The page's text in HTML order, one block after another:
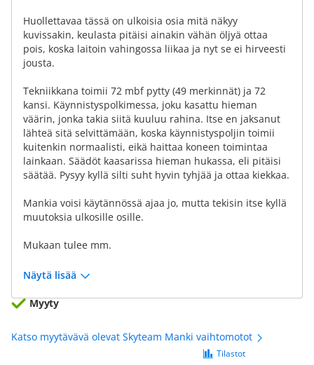
Huollettavaa tässä on ulkoisia osia mitä näkyy
kuvissakin, keulasta pitäisi ainakin vähän öljyä ottaa
pois, koska laitoin vahingossa liikaa ja nyt se ei hirveesti
jousta.
Tekniikkana toimii 72 mbf pytty (49 merkinnät) ja 72
kansi. Käynnistyspolkimessa, joku kasattu hieman
väärin, jonka takia siitä kuuluu rahina. Itse en jaksanut
lähteä sitä selvittämään, koska käynnistyspoljin toimii
kuitenkin normaalisti, eikä haittaa koneen toimintaa
lainkaan. Säädöt kaasarissa hieman hukassa, eli pitäisi
säätää. Pysyy kyllä silti suht hyvin tyhjää ja ottaa kiekkaa.
Mankia voisi käytännössä ajaa jo, mutta tekisin itse kyllä
muutoksia ulkosille osille.
Mukaan tulee mm.
Näytä lisää
Myyty
Katso myytävävä olevat Skyteam Manki vaihtomotot
Tilastot